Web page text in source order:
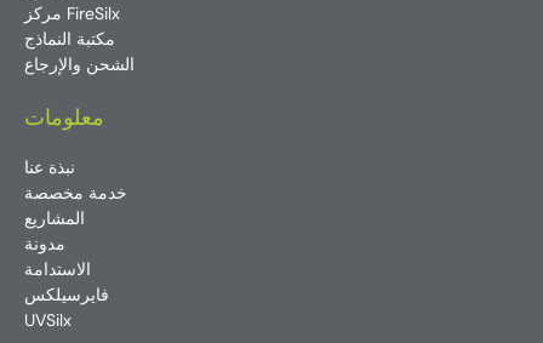
مركز FireSilx
مكتبة النماذج
الشحن والإرجاع
معلومات
نبذة عنا
خدمة مخصصة
المشاريع
مدونة
الاستدامة
فايرسيلكس
UVSilx